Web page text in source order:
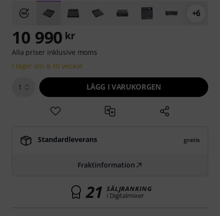
+6
10 990 kr
Alla priser inklusive moms
I lager om 8-10 veckor
1 LÄGG I VARUKORGEN
Standardleverans gratis
Fraktinformation
21 SÄLJRANKING
i Digitalmixer